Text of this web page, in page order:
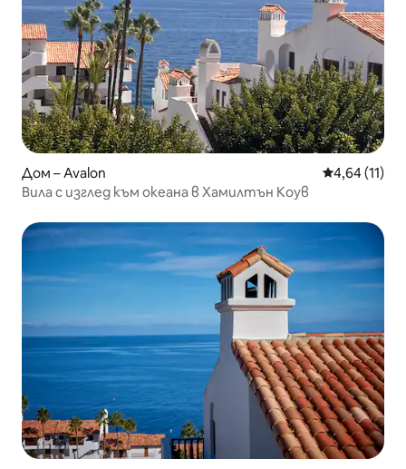
Дом – Avalon Средна
4,64 (11)
Вила с изглед към океана в Хамилтън Коув